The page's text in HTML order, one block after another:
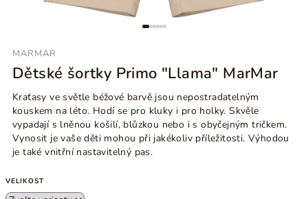
MARMAR
Dětské šortky Primo "Llama" MarMar
Kraťasy ve světle béžové barvě jsou nepostradatelným
kouskem na léto. Hodí se pro kluky i pro holky. Skvěle
vypadají s lněnou košilí, blůzkou nebo i s obyčejným tričkem.
Vynosit je vaše děti mohou při jakékoliv příležitosti. Výhodou
je také vnitřní nastavitelný pas.
VELIKOST